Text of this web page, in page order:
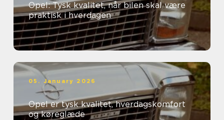
Opel: Tysk kvalitet, når bilen skal være
praktisk i hverdagen
05. January 2026
Opel er tysk kvalitet, hverdagskomfort
og køreglæde